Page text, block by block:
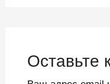
Оставьте